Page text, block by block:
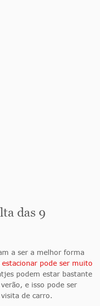
das 9
a ser a melhor forma
estacionar pode ser muito
podem estar bastante
e isso pode ser
de carro.